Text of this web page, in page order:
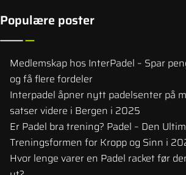
Populære poster
Medlemskap hos InterPadel – Spar
og få flere fordeler
Interpadel åpner nytt padelsenter på
satser videre i Bergen i 2025
Er Padel bra trening? Padel – Den
Treningsformen for Kropp og Sinn i
Hvor lenge varer en Padel racket før